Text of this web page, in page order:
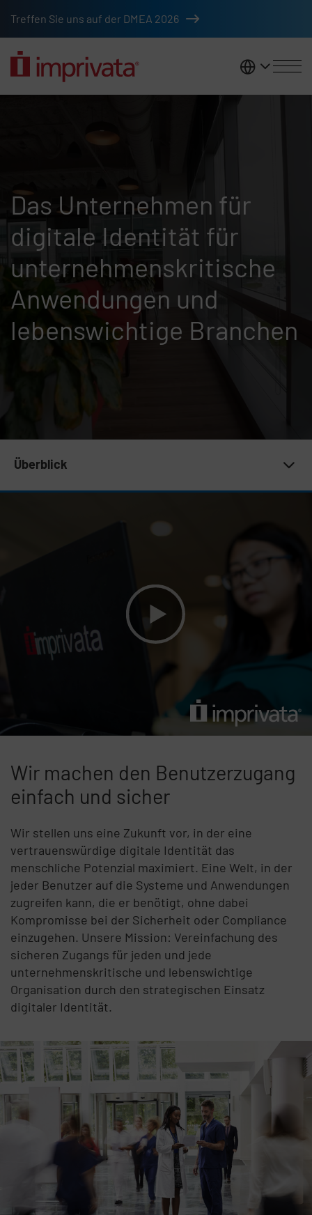
Treffen Sie uns auf der DMEA 2026
DACH
Das Unternehmen für
digitale Identität für
unternehmenskritische
Anwendungen und
lebenswichtige Branchen
Subnav 19 | Who we are
Überblick
Wir machen den Benutzerzugang
einfach und sicher
Wir stellen uns eine Zukunft vor, in der eine
vertrauenswürdige digitale Identität das
menschliche Potenzial maximiert. Eine Welt, in der
jeder Benutzer auf die Systeme und Anwendungen
zugreifen kann, die er benötigt, ohne dabei
Kompromisse bei der Sicherheit oder Compliance
einzugehen. Unsere Mission: Vereinfachung des
sicheren Zugangs für jeden und jede
unternehmenskritische und lebenswichtige
Organisation durch den strategischen Einsatz
digitaler Identität.